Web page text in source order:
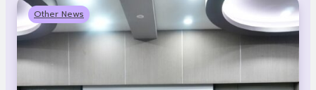
Other News